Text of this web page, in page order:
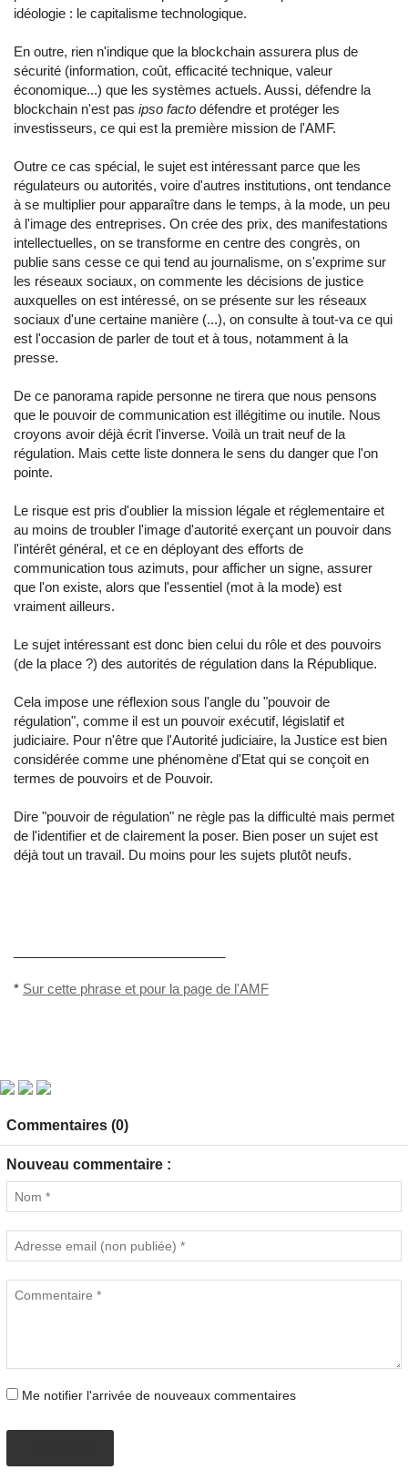
idéologie : le capitalisme technologique.
En outre, rien n'indique que la blockchain assurera plus de
sécurité (information, coût, efficacité technique, valeur
économique...) que les systèmes actuels. Aussi, défendre la
blockchain n'est pas ipso facto défendre et protéger les
investisseurs, ce qui est la première mission de l'AMF.
Outre ce cas spécial, le sujet est intéressant parce que les
régulateurs ou autorités, voire d'autres institutions, ont tendance
à se multiplier pour apparaître dans le temps, à la mode, un peu
à l'image des entreprises. On crée des prix, des manifestations
intellectuelles, on se transforme en centre des congrès, on
publie sans cesse ce qui tend au journalisme, on s'exprime sur
les réseaux sociaux, on commente les décisions de justice
auxquelles on est intéressé, on se présente sur les réseaux
sociaux d'une certaine manière (...), on consulte à tout-va ce qui
est l'occasion de parler de tout et à tous, notamment à la
presse.
De ce panorama rapide personne ne tirera que nous pensons
que le pouvoir de communication est illégitime ou inutile. Nous
croyons avoir déjà écrit l'inverse. Voilà un trait neuf de la
régulation. Mais cette liste donnera le sens du danger que l'on
pointe.
Le risque est pris d'oublier la mission légale et réglementaire et
au moins de troubler l'image d'autorité exerçant un pouvoir dans
l'intérêt général, et ce en déployant des efforts de
communication tous azimuts, pour afficher un signe, assurer
que l'on existe, alors que l'essentiel (mot à la mode) est
vraiment ailleurs.
Le sujet intéressant est donc bien celui du rôle et des pouvoirs
(de la place ?) des autorités de régulation dans la République.
Cela impose une réflexion sous l'angle du "pouvoir de
régulation", comme il est un pouvoir exécutif, législatif et
judiciaire. Pour n'être que l'Autorité judiciaire, la Justice est bien
considérée comme une phénomène d'Etat qui se conçoit en
termes de pouvoirs et de Pouvoir.
Dire "pouvoir de régulation" ne règle pas la difficulté mais permet
de l'identifier et de clairement la poser. Bien poser un sujet est
déjà tout un travail. Du moins pour les sujets plutôt neufs.
* Sur cette phrase et pour la page de l'AMF
Commentaires (0)
Nouveau commentaire :
Me notifier l'arrivée de nouveaux commentaires